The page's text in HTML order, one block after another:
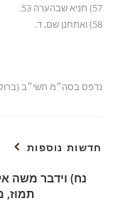
57) תניא שבהערה 53.
58) ואתחנן שם, ד.
נדפס בסה״מ תשי״ב (ברוקלין,
חדשות נוספות
נח) וידבר משה
תמוז,